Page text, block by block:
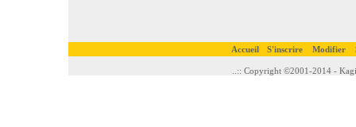
Accueil S'inscrire Modifier
..:: Copyright ©2001-2014 -